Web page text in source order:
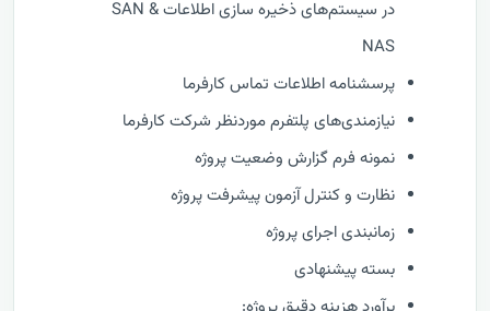
در سیستم‌های ذخیره سازی اطلاعات SAN &
NAS
پرسشنامه اطلاعات تماس کارفرما
نیازمندی‌های پلتفرم موردنظر شرکت کارفرما
نمونه فرم گزارش وضعيت پروژه
نظارت و كنترل آزمون پیشرفت پروژه
زمانبندی اجرای پروژه
بسته پیشنهادی